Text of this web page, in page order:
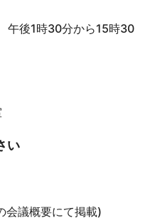
午後1時30分から15時30
い
会議概要にて掲載)